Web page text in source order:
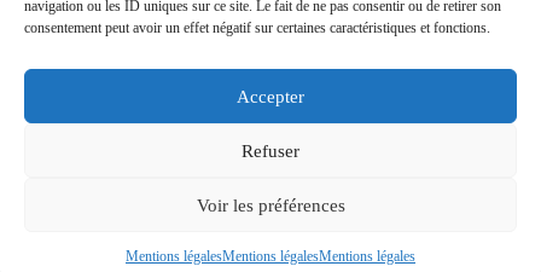
navigation ou les ID uniques sur ce site. Le fait de ne pas consentir ou de retirer son
consentement peut avoir un effet négatif sur certaines caractéristiques et fonctions.
Accepter
Refuser
Voir les préférences
Mentions légalesMentions légalesMentions légales
Foodîles Agency: lab + média + événement
Cuisines mobiles
Newsletter Podcast